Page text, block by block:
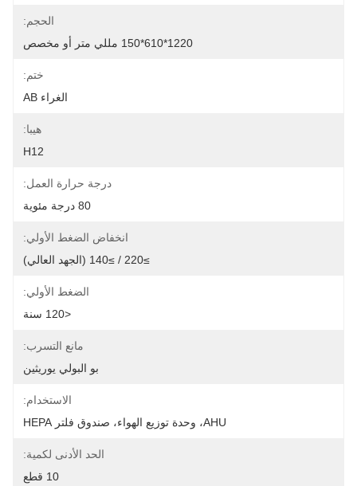
الحجم:
1220*610*150 مللي متر أو مخصص
ختم:
الغراء AB
هيبا:
H12
درجة حرارة العمل:
80 درجة مئوية
انخفاض الضغط الأولي:
≥220 / ≥140 (الجهد العالي)
الضغط الأولي:
<120 سنة
مانع التسرب:
بو البولي يوريثين
الاستخدام:
AHU، وحدة توزيع الهواء، صندوق فلتر HEPA
الحد الأدنى لكمية:
10 قطع